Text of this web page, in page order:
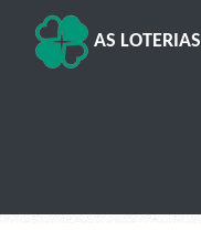
AS LOTERIAS